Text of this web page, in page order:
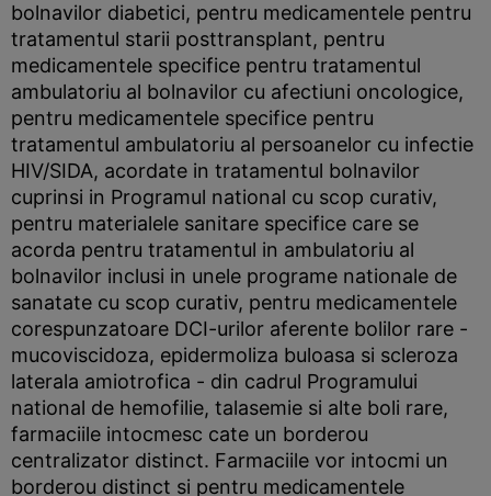
bolnavilor diabetici, pentru medicamentele pentru
tratamentul starii posttransplant, pentru
medicamentele specifice pentru tratamentul
ambulatoriu al bolnavilor cu afectiuni oncologice,
pentru medicamentele specifice pentru
tratamentul ambulatoriu al persoanelor cu infectie
HIV/SIDA, acordate in tratamentul bolnavilor
cuprinsi in Programul national cu scop curativ,
pentru materialele sanitare specifice care se
acorda pentru tratamentul in ambulatoriu al
bolnavilor inclusi in unele programe nationale de
sanatate cu scop curativ, pentru medicamentele
corespunzatoare DCI-urilor aferente bolilor rare -
mucoviscidoza, epidermoliza buloasa si scleroza
laterala amiotrofica - din cadrul Programului
national de hemofilie, talasemie si alte boli rare,
farmaciile intocmesc cate un borderou
centralizator distinct. Farmaciile vor intocmi un
borderou distinct si pentru medicamentele